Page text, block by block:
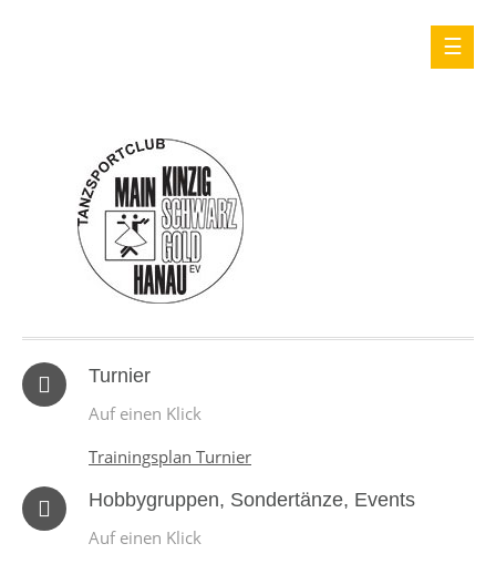
Turnier
Auf einen Klick
Trainingsplan Turnier
Hobbygruppen, Sondertänze, Events
Auf einen Klick